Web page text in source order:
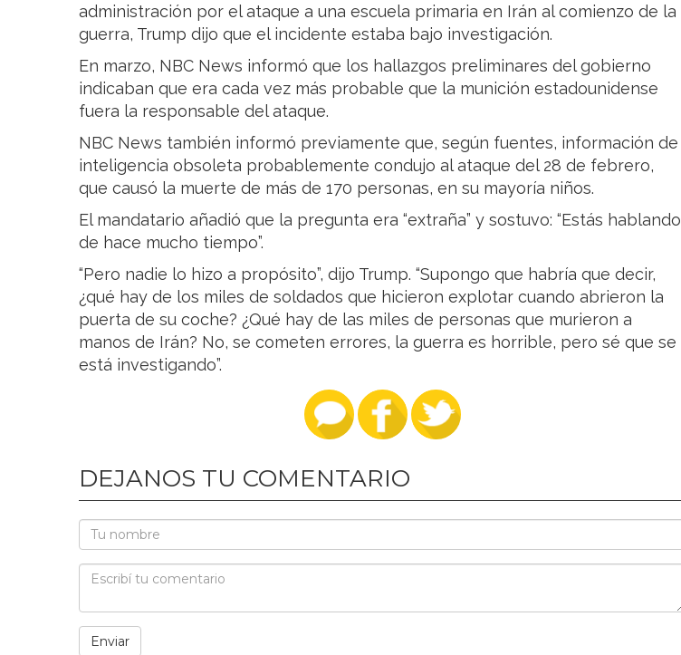
administración por el ataque a una escuela primaria en Irán al comienzo de la
guerra, Trump dijo que el incidente estaba bajo investigación.
En marzo, NBC News informó que los hallazgos preliminares del gobierno
indicaban que era cada vez más probable que la munición estadounidense
fuera la responsable del ataque.
NBC News también informó previamente que, según fuentes, información de
inteligencia obsoleta probablemente condujo al ataque del 28 de febrero,
que causó la muerte de más de 170 personas, en su mayoría niños.
El mandatario añadió que la pregunta era “extraña” y sostuvo: “Estás hablando
de hace mucho tiempo”.
“Pero nadie lo hizo a propósito”, dijo Trump. “Supongo que habría que decir,
¿qué hay de los miles de soldados que hicieron explotar cuando abrieron la
puerta de su coche? ¿Qué hay de las miles de personas que murieron a
manos de Irán? No, se cometen errores, la guerra es horrible, pero sé que se
está investigando”.
DEJANOS TU COMENTARIO